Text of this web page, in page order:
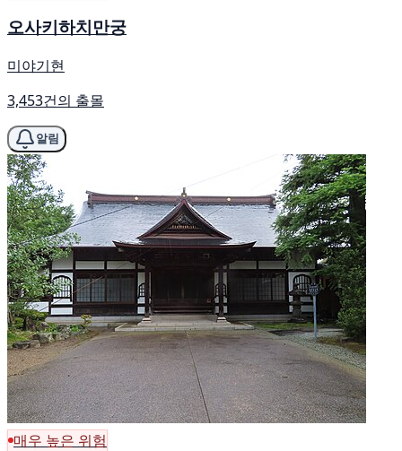
오사키하치만궁
미야기현
3,453건의 출몰
알림
매우 높은 위험